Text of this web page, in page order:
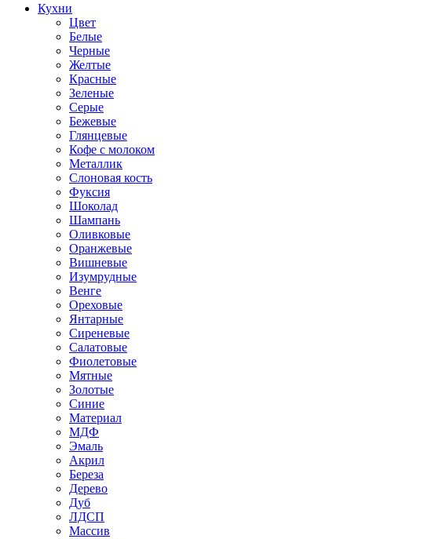
Кухни
Цвет
Белые
Черные
Желтые
Красные
Зеленые
Серые
Бежевые
Глянцевые
Кофе с молоком
Металлик
Слоновая кость
Фуксия
Шоколад
Шампань
Оливковые
Оранжевые
Вишневые
Изумрудные
Венге
Ореховые
Янтарные
Сиреневые
Салатовые
Фиолетовые
Мятные
Золотые
Синие
Материал
МДФ
Эмаль
Акрил
Береза
Дерево
Дуб
ЛДСП
Массив